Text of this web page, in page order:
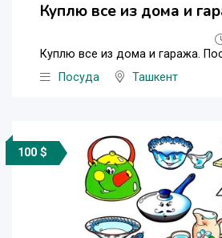
Куплю все из дома и
Куплю все из дома и гаража.
Посуда
Ташкент
100 $